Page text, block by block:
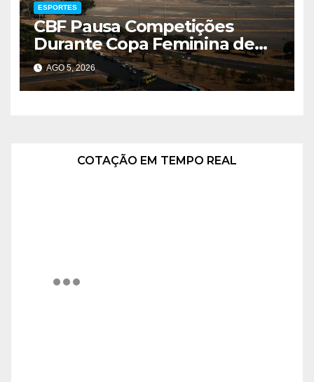
ESPORTES
CBF Pausa Competições
Durante Copa Feminina de
2027
AGO 5, 2026
COTAÇÃO EM TEMPO REAL